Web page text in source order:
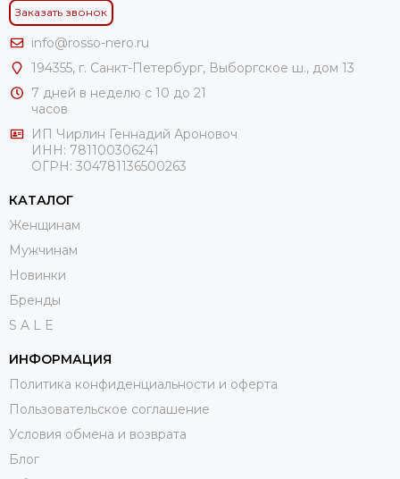
Заказать звонок
info@rosso-nero.ru
194355, г. Санкт-Петербург, Выборгское ш., дом 13
7 дней в неделю с 10 до 21
часов
ИП Чирлин Геннадий Ароновоч
ИНН: 781100306241
ОГРН: 304781136500263
КАТАЛОГ
Женщинам
Мужчинам
Новинки
Бренды
S A L E
ИНФОРМАЦИЯ
Политика конфиденциальности и оферта
Пользовательское соглашение
Условия обмена и возврата
Блог